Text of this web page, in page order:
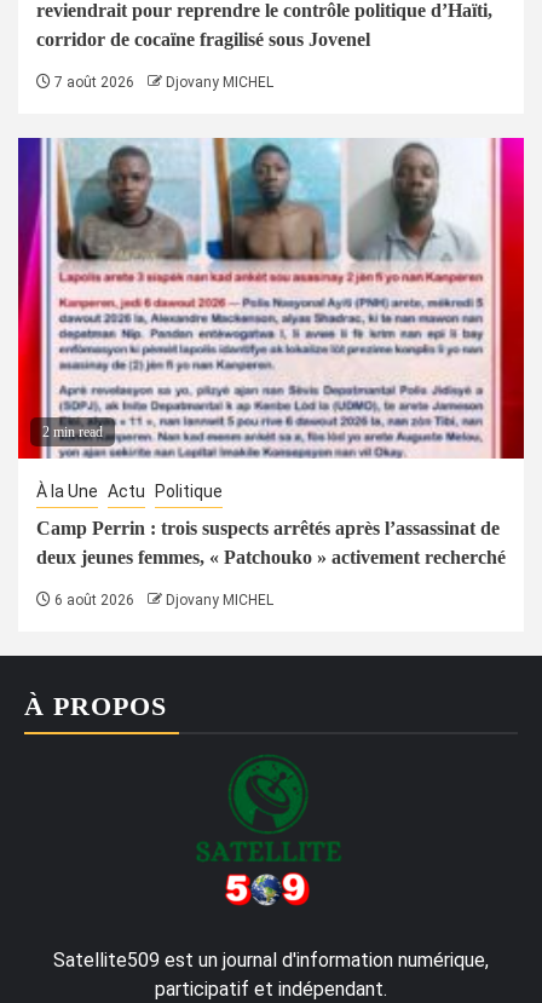
reviendrait pour reprendre le contrôle politique d’Haïti,
corridor de cocaïne fragilisé sous Jovenel
7 août 2026 Djovany MICHEL
2 min read
À la Une Actu Politique
Camp Perrin : trois suspects arrêtés après l’assassinat de
deux jeunes femmes, « Patchouko » activement recherché
6 août 2026 Djovany MICHEL
À PROPOS
Satellite509 est un journal d'information numérique,
participatif et indépendant.